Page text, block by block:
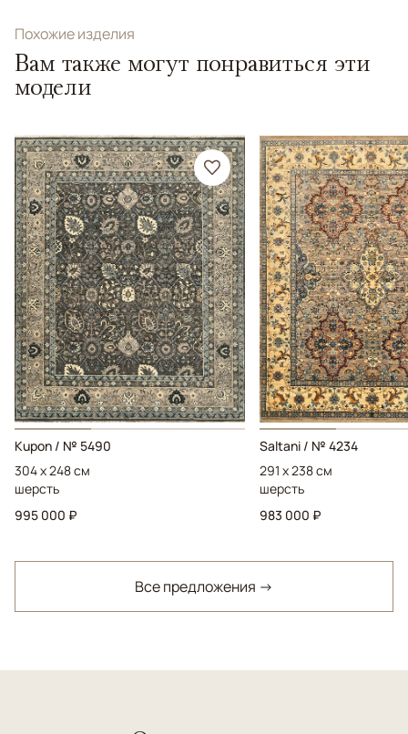
Похожие изделия
Вам также могут понравиться эти
модели
Kupon / № 5490
304 x 248 см
шерсть
995 000 ₽
Saltani / № 4234
291 x 238 см
шерсть
983 000 ₽
Все предложения →